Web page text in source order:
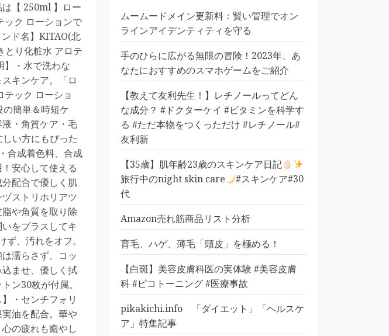
は【 250ml 】ロー
ック ローションで
ド名】KITAO(北
とり化粧水 アロテ
】・水で洗わな
キンケア。「ロ
テック ローショ
簡単＆時短ケ
・角質ケア・毛
い方にもぴった
合成着色料、合成
安心して使える
配合で優しく肌
ストリホリアツ
や角質を取り除
をプラスしてキ
ず、汚れをオフ。
は濡らさず、コッ
ませ、優しく拭
ン30枚が付属。
・センチフォリ
油を配合。華や
の疲れも癒やし
ムームードメイン更新料：賢い管理でオン
ラインアイデンティティを守る
手のひらに広がる無限の冒険！2023年、あ
なたにおすすめのスマホゲームをご紹介
【教えて友利先生！】レチノールってどん
な成分？ #ドクターケイ #ビタミンを科学す
る #ただ本物をつくっただけ #レチノール#
友利新
【35歳】肌年齢23歳のスキンケア日記
旅行中のnight skin care
#スキンケア#30
代
Amazon売れ筋商品リスト分析
育毛、ハゲ、薄毛「頭皮」を極める！
【白斑】美容皮膚科医の実体験 #美容皮膚
科 #ピコトーニング #医療事故
pikakichi.info 「ダイエット」「ヘルスケ
ア」特集記事